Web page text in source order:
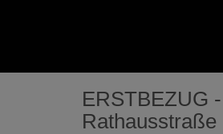
ERSTBEZUG
Rathausstraße